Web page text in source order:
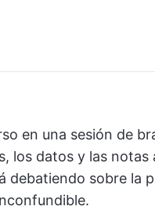
en una sesión de
los datos y las notas
debatiendo sobre la